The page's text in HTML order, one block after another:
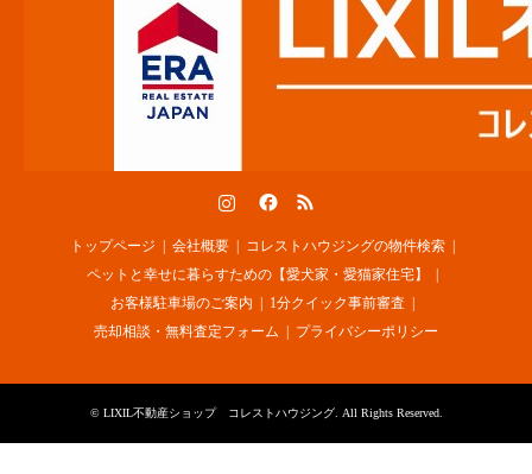
トップページ 会社概要
コレストハウジングの物件検索
ペットと幸せに暮らすための【愛犬家・愛猫家住宅】
お客様駐車場のご案内
1分クイック事前審査
売却相談・無料査定フォーム
プライバシーポリシー
© LIXIL不動産ショップ コレストハウジング. All Rights Reserved.